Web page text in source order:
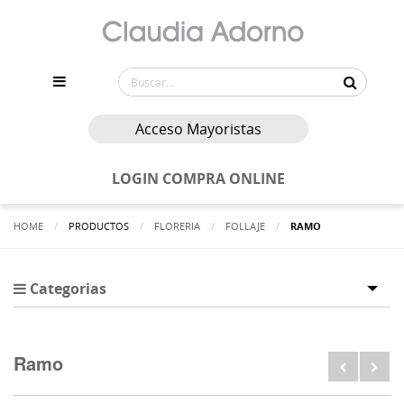
Acceso Mayoristas
LOGIN COMPRA ONLINE
HOME PRODUCTOS FLORERIA FOLLAJE ACTUALMENTE:
RAMO
Categorias
Ramo